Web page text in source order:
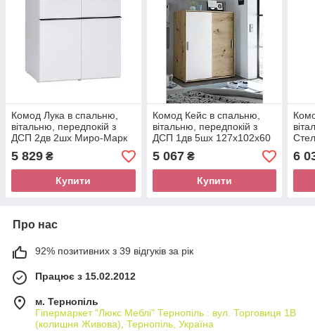
Комод Лука в спальню,
вітальню, передпокій з
ДСП 2дв 2шх Миро-Марк
5 829 ₴
Купити
Комод Кейс в спальню,
вітальню, передпокій з
ДСП 1дв 5шх 127x102x60
см Білий/Дуб Артізан
Миро-Марк
5 067₴
Купити
6
Про нас
92% позитивних з 39 відгуків за рік
Працює з 15.02.2012
м. Тернопіль
Гіпермаркет "Люкс Меблі" Тернопіль : вул. Торговиця 1В
(колишня Живова), Тернопіль, Україна